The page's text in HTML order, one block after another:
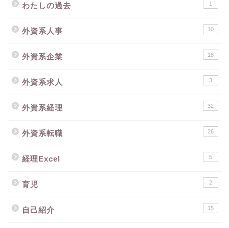
わたしの過去 1
外資系人事 10
外資系企業 18
外資系求人 3
外資系経理 32
外資系転職 26
経理Excel 5
育児 2
自己紹介 15